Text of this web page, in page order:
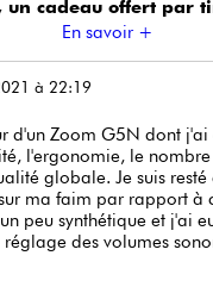
un cadeau offert par
En savoir +
à 22:19
d'un Zoom G5N dont j'ai
l'ergonomie, le
globale. Je suis resté
ma faim par rapport à
peu synthétique et j'ai
des volumes